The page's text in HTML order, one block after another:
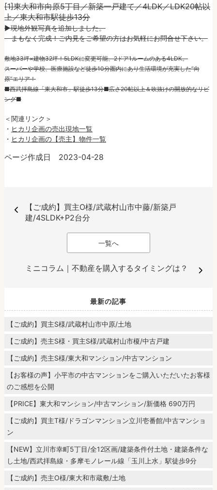
[1]東大和市向原5丁目／新築一戸建て／4LDK／LDK20帖以
上／東大和市駅徒歩13分
►現地外観写真を追加しました。
まもなく完成！ご内見をご希望の方はお気軽にお問合せ下さい。
敷地33坪×建物32坪！5LDKに変更可能、2ドア1ルームのある4LDK。
スーパーや学校、医療施設など徒歩10分圏内にあり生活環境が充実した”向
原”エリア！
■西武拝島線「東大和市」駅徒歩13分■広さ20帖以上＆吹抜けの開放的なリビ
ング■
＜関連リンク＞
・ ヒカリ企画の売出現地一覧
・ ヒカリ企画の【売主】物件一覧
ページ作成日 2023-04-28
【ご成約】買主O様/武蔵村山市中藤/新築戸
建/4SLDK+P2台分
一覧へ
ミニコラム｜不動産を購入するタイミングは？
最新の記事
【ご成約】買主S様/武蔵村山市中原/土地
【ご成約】売主S様・買主S様/武蔵村山市榎/中古戸建
【ご成約】売主S様/東大和マンション/中古マンション
【お客様の声】小平市の中古マンションをご購入いただいたお客様
のご感想を公開
【PRICE】東大和マンション/中古マンション/新価格 690万円
【ご成約】買主T様/ドラゴンマンション立川壱番館/中古マンショ
ン
【NEW】立川市幸町5丁目/全12区画/建築条件付土地・建築条件な
し土地/西武拝島線・多摩モノレール線「玉川上水」駅徒歩9分
【ご成約】売主O様/東大和市蔵敷/土地